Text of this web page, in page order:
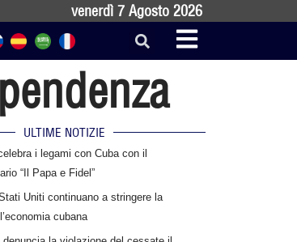
venerdì 7 Agosto 2026
ULTIME NOTIZIE
i legami con Cuba con il
“Il Papa e Fidel”
Uniti continuano a stringere la
cubana